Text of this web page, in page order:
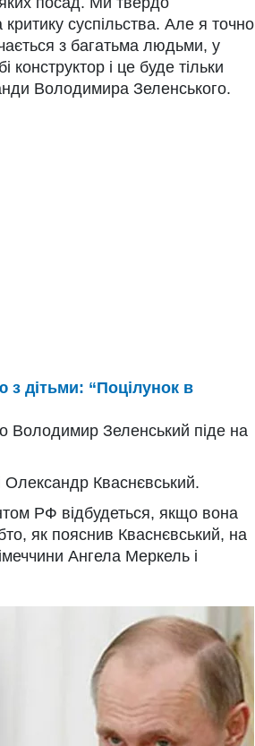
суспільства. Але я точно
з багатьма людьми, у
конструктор і це буде тільки
Володимира Зеленського.
з дітьми: “Поцілунок в
Володимир Зеленський піде на
Кваснєвський.
РФ відбудеться, якщо вона
як пояснив Кваснєвський, на
Ангела Меркель і